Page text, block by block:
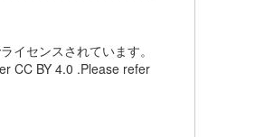
イセンスされています。
CC BY 4.0 .Please refer